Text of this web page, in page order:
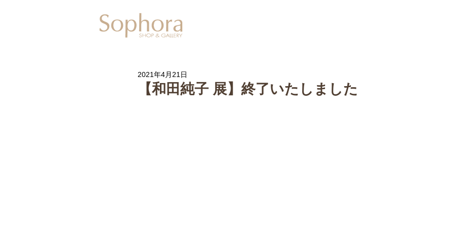
【和田純子 展】終了いたしました
2021年4月21日